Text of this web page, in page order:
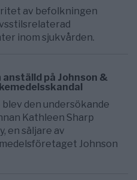
av befolkningen
inom sjukvården.
anställd på Johnson &
blev den undersökande
Kathleen Sharp
en säljare av
Johnson